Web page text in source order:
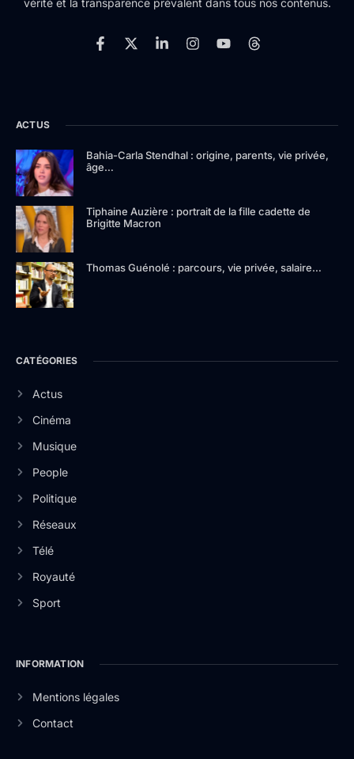
vérité et la transparence prévalent dans tous nos contenus.
ACTUS
Bahia-Carla Stendhal : origine, parents, vie privée,
âge…
Tiphaine Auzière : portrait de la fille cadette de
Brigitte Macron
Thomas Guénolé : parcours, vie privée, salaire…
CATÉGORIES
Actus
Cinéma
Musique
People
Politique
Réseaux
Télé
Royauté
Sport
INFORMATION
Mentions légales
Contact